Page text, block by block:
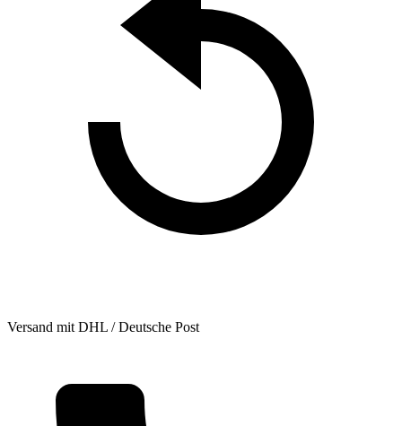
Versand mit DHL / Deutsche Post